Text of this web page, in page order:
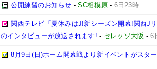
公開練習のお知らせ -SC相模原- 6日23時
関西テレビ「夏休みはJ!新シーズン開幕!関西J
のインタビューが放送されます! - セレッソ大阪 -6
8月9日(日)ホーム開幕戦より新イベントがスタ